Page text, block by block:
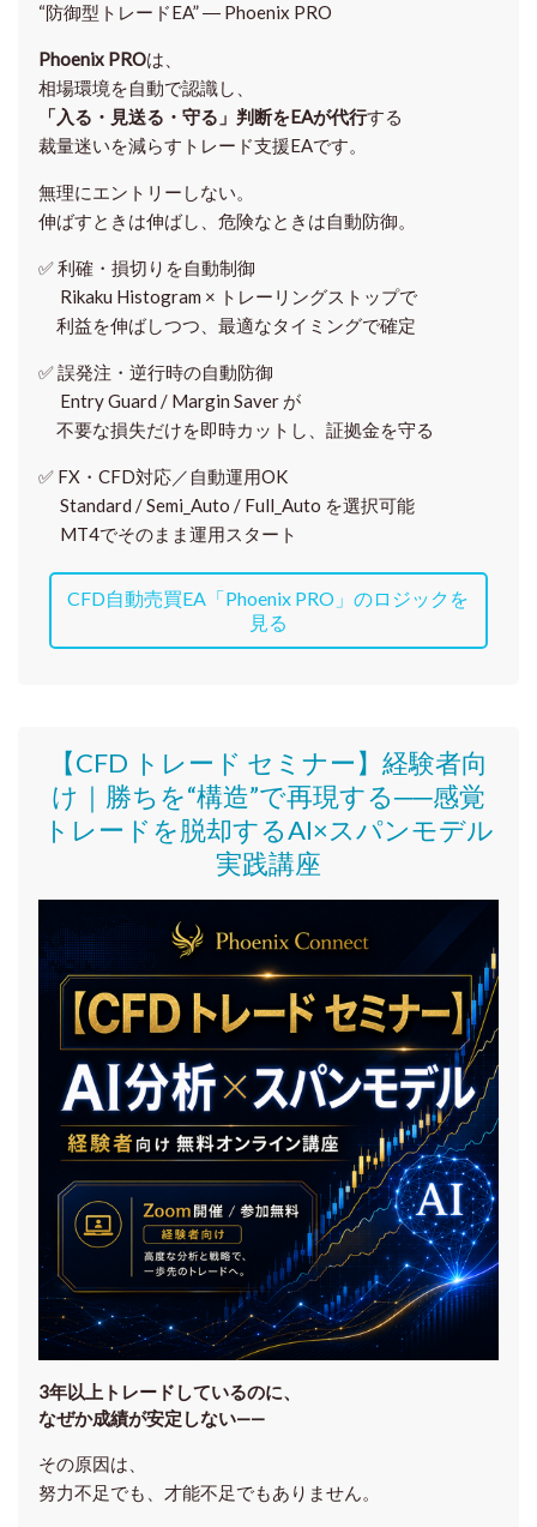
“防御型トレードEA” ― Phoenix PRO
Phoenix PROは、
相場環境を自動で認識し、
「入る・見送る・守る」判断をEAが代行する
裁量迷いを減らすトレード支援EAです。
無理にエントリーしない。
伸ばすときは伸ばし、危険なときは自動防御。
✅利確・損切りを自動制御
Rikaku Histogram × トレーリングストップで
利益を伸ばしつつ、最適なタイミングで確定
✅誤発注・逆行時の自動防御
Entry Guard / Margin Saver が
不要な損失だけを即時カットし、証拠金を守る
✅ FX・CFD対応／自動運用OK
Standard / Semi_Auto / Full_Auto を選択可能
MT4でそのまま運用スタート
CFD自動売買EA「Phoenix PRO」のロジックを
見る
【CFD トレード セミナー】 経験者向
け｜ 勝ちを“構造”で再現する──感覚
トレードを脱却するAI×スパンモデル
実践講座
3年以上トレードしているのに、
なぜか成績が安定しない——
その原因は、
努力不足でも、才能不足でもありません。